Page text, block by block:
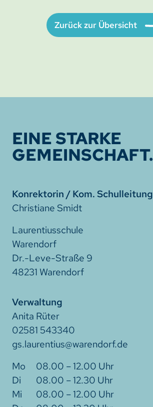
Zurück zur Übersicht
EINE STARKE
GEMEINSCHAFT.
Konrektorin / Kom. Schulleitung
Christiane Smidt
Laurentiusschule
Warendorf
Dr.-Leve-Straße 9
48231 Warendorf
Verwaltung
Anita Rüter
02581 543340
gs.laurentius@warendorf.de
08.00 – 12.00 Uhr
08.00 – 12.30 Uhr
08.00 – 12.00 Uhr